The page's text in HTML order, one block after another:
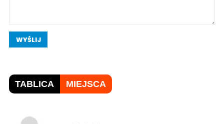
WYŚLIJ
TABLICA MIEJSCA